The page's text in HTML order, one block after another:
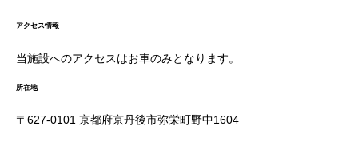
アクセス情報
当施設へのアクセスはお車のみとなります。
所在地
〒627-0101 京都府京丹後市弥栄町野中1604